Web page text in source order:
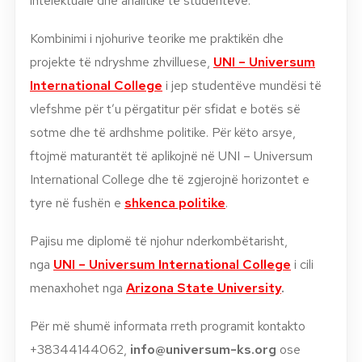
Kombinimi i njohurive teorike me praktikën dhe
projekte të ndryshme zhvilluese, UNI – Universum
International College i jep studentëve mundësi të
vlefshme për t’u përgatitur për sfidat e botës së
sotme dhe të ardhshme politike. Për këto arsye,
ftojmë maturantët të aplikojnë në UNI – Universum
International College dhe të zgjerojnë horizontet e
tyre në fushën e shkenca politike.
Pajisu me diplomë të njohur nderkombëtarisht,
nga UNI – Universum International College i cili
menaxhohet nga Arizona State University.
Për më shumë informata rreth programit kontakto
+38344144062, info@universum-ks.org ose